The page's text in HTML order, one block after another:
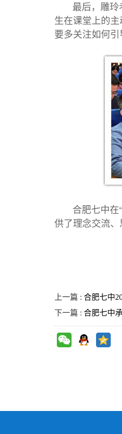
最后，雕
生在课堂上的
要多关注如何
合肥七中在
供了理念交流
上一篇 : 合肥七中
下一篇 : 合肥七中